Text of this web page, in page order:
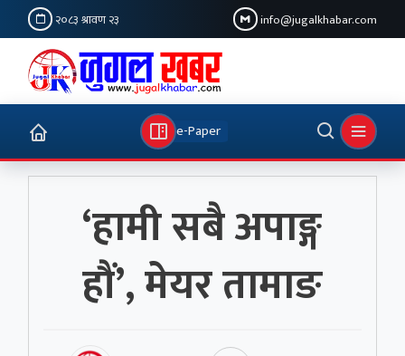
२०८३ श्रावण २३ info@jugalkhabar.com
e-Paper
‘हामी सबै अपाङ्ग
हौं’, मेयर तामाङ